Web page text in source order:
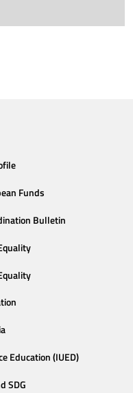
Funds
Bulletin
Education (IUED)
SDG